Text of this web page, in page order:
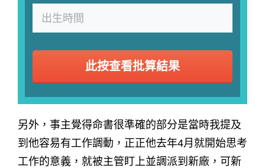
此按查看批算結果
另外，事主覺得命書很準確的部分是當時我提及
到他容易有工作調動，正正他去年4月就開始思考
工作的意義，就被主管盯上並調派到新廠，可新